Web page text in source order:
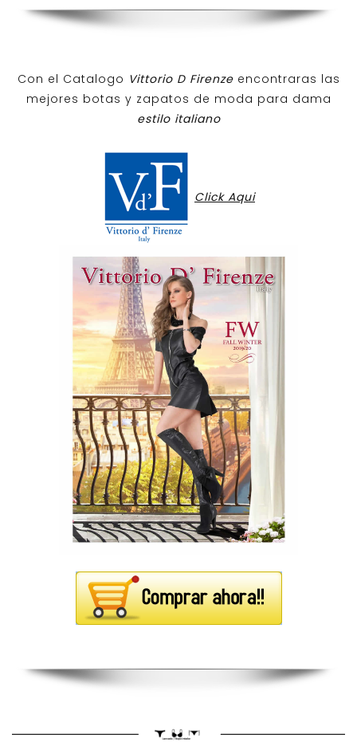
Con el Catalogo Vittorio D Firenzeencontraras las
mejores botas y zapatos de moda para dama
estilo italiano
Click Aqui